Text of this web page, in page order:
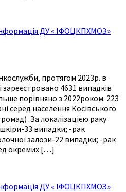
ДУ « ІФОЦКПХМОЗ»
протягом 2023р. в
зареєстровано 4631 випадків
порівняно з 2022роком. 223
серед населення Косівського
.За локалізацією раку
33 випадки; -рак
залози-22 випадки; -рак
окремих […]
ДУ « ІФОЦКПХМОЗ»